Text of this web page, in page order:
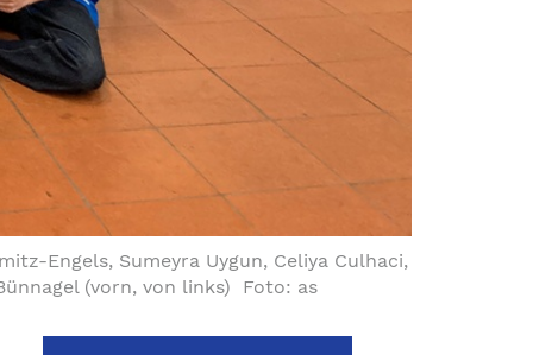
Engels, Sumeyra Uygun, Celiya Culhaci,
(vorn, von links) Foto: as